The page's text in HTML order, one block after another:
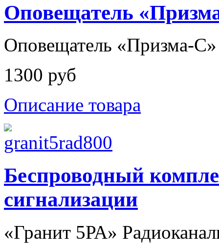
Оповещатель
Оповещатель «Призма-С»
1300 руб
Описание товара
Беспроводный
сигнализации
«Гранит 5РА»